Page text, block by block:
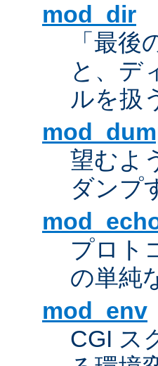
mod_dir
「最
と、デ
ルを扱
望むよ
ダンプ
プロト
の単純
mod_env
CGI ス